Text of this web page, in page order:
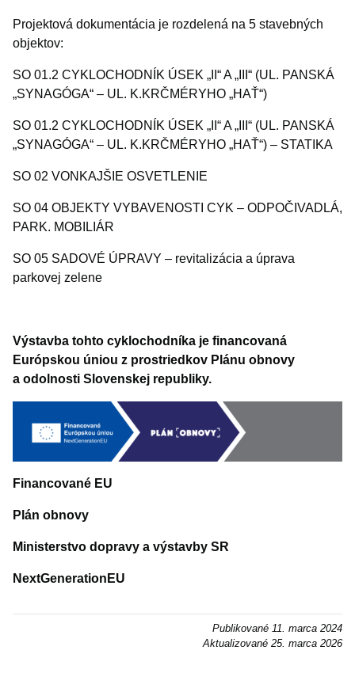
Projektová dokumentácia je rozdelená na 5 stavebných
objektov:
SO 01.2 CYKLOCHODNÍK ÚSEK „II“ A „III“ (UL. PANSKÁ
„SYNAGÓGA“ – UL. K.KRČMÉRYHO „HAŤ“)
SO 01.2 CYKLOCHODNÍK ÚSEK „II“ A „III“ (UL. PANSKÁ
„SYNAGÓGA“ – UL. K.KRČMÉRYHO „HAŤ“) – STATIKA
SO 02 VONKAJŠIE OSVETLENIE
SO 04 OBJEKTY VYBAVENOSTI CYK – ODPOČIVADLÁ,
PARK. MOBILIÁR
SO 05 SADOVÉ ÚPRAVY – revitalizácia a úprava
parkovej zelene
Výstavba tohto cyklochodníka je financovaná
Európskou úniou z prostriedkov Plánu obnovy
a odolnosti Slovenskej republiky.
Financované EU
Plán obnovy
Ministerstvo dopravy a výstavby SR
NextGenerationEU
Publikované 11. marca 2024
Aktualizované 25. marca 2026